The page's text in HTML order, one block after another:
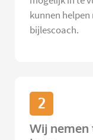
kunnen
bijlescoach.
2
Wij